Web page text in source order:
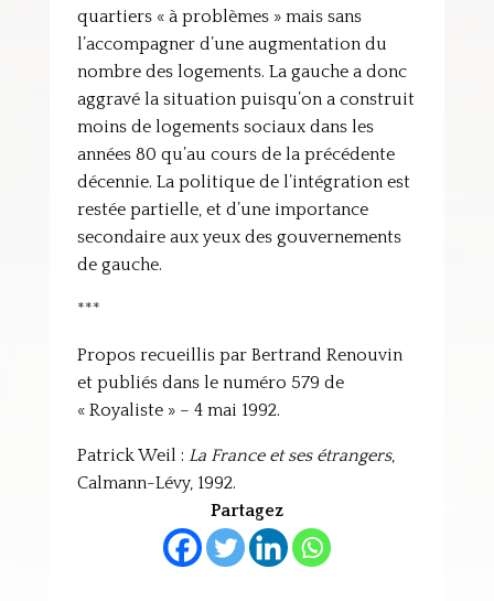
quartiers « à problèmes » mais sans
l’accompagner d’une augmentation du
nombre des logements. La gauche a donc
aggravé la situation puisqu’on a construit
moins de logements sociaux dans les
années 80 qu’au cours de la précédente
décennie. La politique de l’intégration est
restée partielle, et d’une importance
secondaire aux yeux des gouvernements
de gauche.
***
Propos recueillis par Bertrand Renouvin
et publiés dans le numéro 579 de
« Royaliste » – 4 mai 1992.
Patrick Weil : La France et ses étrangers,
Calmann-Lévy, 1992.
Partagez